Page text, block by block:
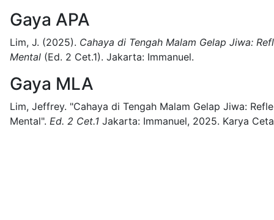
Gaya APA
Lim, J. (2025). Cahaya di Tengah Malam Gelap Jiwa:
Mental (Ed. 2 Cet.1). Jakarta: Immanuel.
Gaya MLA
Lim, Jeffrey. "Cahaya di Tengah Malam Gelap Jiwa:
Mental". Ed. 2 Cet.1 Jakarta: Immanuel, 2025. Karya